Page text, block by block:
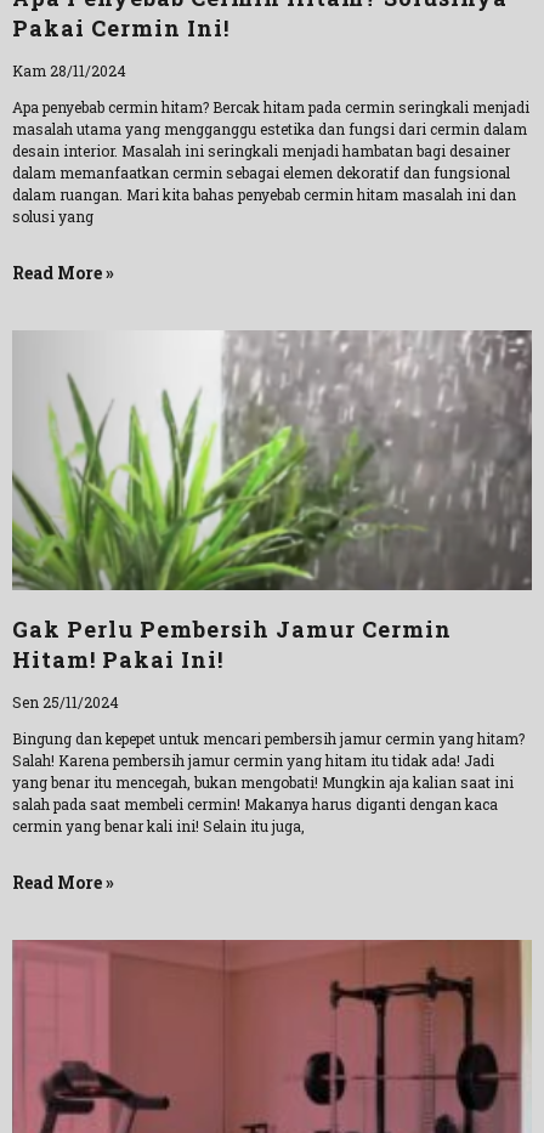
Pakai Cermin Ini!
Kam 28/11/2024
Apa penyebab cermin hitam? Bercak hitam pada cermin seringkali menjadi
masalah utama yang mengganggu estetika dan fungsi dari cermin dalam
desain interior. Masalah ini seringkali menjadi hambatan bagi desainer
dalam memanfaatkan cermin sebagai elemen dekoratif dan fungsional
dalam ruangan. Mari kita bahas penyebab cermin hitam masalah ini dan
solusi yang
Read More »
Gak Perlu Pembersih Jamur Cermin
Hitam! Pakai Ini!
Sen 25/11/2024
Bingung dan kepepet untuk mencari pembersih jamur cermin yang hitam?
Salah! Karena pembersih jamur cermin yang hitam itu tidak ada! Jadi
yang benar itu mencegah, bukan mengobati! Mungkin aja kalian saat ini
salah pada saat membeli cermin! Makanya harus diganti dengan kaca
cermin yang benar kali ini! Selain itu juga,
Read More »